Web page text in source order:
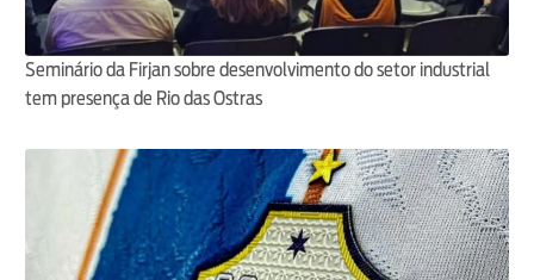
Seminário da Firjan sobre desenvolvimento do setor industrial
tem presença de Rio das Ostras